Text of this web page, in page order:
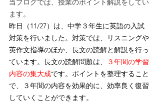
当ブログでは、授業のポイント解説をしてい
ます。
昨日（11/27）は、中学３年生に英語の入試
対策を行いました。対策では、リスニングや
英作文指導のほか、長文の読解と解説を行っ
ています。長文の読解問題は、
３年間の学習
内容の集大成です。ポイントを整理すること
で、３年間の内容を効果的に、効率良く復習
していくことができます。